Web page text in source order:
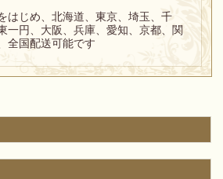
はじめ、北海道、東京、埼玉、千
一円、大阪、兵庫、愛知、京都、関
全国配送可能です